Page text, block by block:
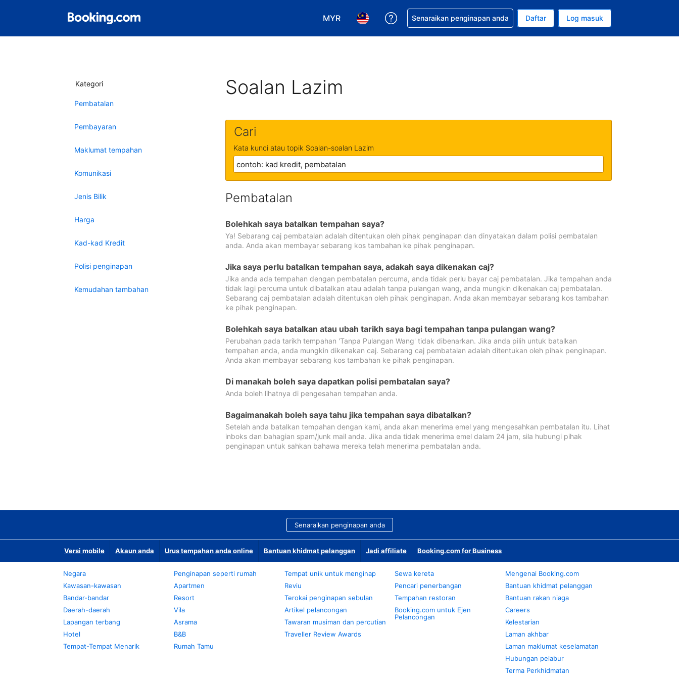
MYR
Pilih mata wang anda. Mata wang semasa anda adalah Ringgit Malaysia
Pilih bahasa anda. Bahasa semasa anda adalah Bahasa Malaysia
Dapatkan bantuan bagi tempahan anda
Senaraikan penginapan anda Daftar Log masuk
Kategori
Pembatalan
Pembayaran
Maklumat tempahan
Komunikasi
Jenis Bilik
Harga
Kad-kad Kredit
Polisi penginapan
Kemudahan tambahan
Soalan Lazim
Cari
Kata kunci atau topik Soalan-soalan Lazim
Pembatalan
Bolehkah saya batalkan tempahan saya?
Ya! Sebarang caj pembatalan adalah ditentukan oleh pihak penginapan dan dinyatakan dalam polisi pembatalan
anda. Anda akan membayar sebarang kos tambahan ke pihak penginapan.
Jika saya perlu batalkan tempahan saya, adakah saya dikenakan caj?
Jika anda ada tempahan dengan pembatalan percuma, anda tidak perlu bayar caj pembatalan. Jika tempahan anda
tidak lagi percuma untuk dibatalkan atau adalah tanpa pulangan wang, anda mungkin dikenakan caj pembatalan.
Sebarang caj pembatalan adalah ditentukan oleh pihak penginapan. Anda akan membayar sebarang kos tambahan
ke pihak penginapan.
Bolehkah saya batalkan atau ubah tarikh saya bagi tempahan tanpa pulangan wang?
Perubahan pada tarikh tempahan 'Tanpa Pulangan Wang' tidak dibenarkan. Jika anda pilih untuk batalkan
tempahan anda, anda mungkin dikenakan caj. Sebarang caj pembatalan adalah ditentukan oleh pihak penginapan.
Anda akan membayar sebarang kos tambahan ke pihak penginapan.
Di manakah boleh saya dapatkan polisi pembatalan saya?
Anda boleh lihatnya di pengesahan tempahan anda.
Bagaimanakah boleh saya tahu jika tempahan saya dibatalkan?
Setelah anda batalkan tempahan dengan kami, anda akan menerima emel yang mengesahkan pembatalan itu. Lihat
inboks dan bahagian spam/junk mail anda. Jika anda tidak menerima emel dalam 24 jam, sila hubungi pihak
penginapan untuk sahkan bahawa mereka telah menerima pembatalan anda.
Senaraikan penginapan anda
Versi mobile Akaun anda Urus tempahan anda online Bantuan khidmat pelanggan Jadi affiliate Booking.com for Business
Negara
Kawasan-kawasan
Bandar-bandar
Daerah-daerah
Lapangan terbang
Hotel
Tempat-Tempat Menarik
Penginapan seperti rumah
Apartmen
Resort
Vila
Asrama
B&B
Rumah Tamu
Tempat unik untuk menginap
Reviu
Terokai penginapan sebulan
Artikel pelancongan
Tawaran musiman dan percutian
Traveller Review Awards
Sewa kereta
Pencari penerbangan
Tempahan restoran
Booking.com untuk Ejen
Pelancongan
Mengenai Booking.com
Bantuan khidmat pelanggan
Bantuan rakan niaga
Careers
Kelestarian
Laman akhbar
Laman maklumat keselamatan
Hubungan pelabur
Terma Perkhidmatan